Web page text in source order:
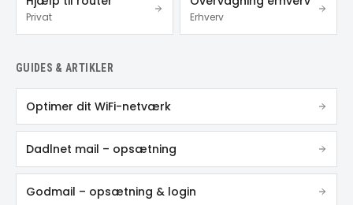
Privat Erhverv
GUIDES & ARTIKLER
Optimer dit WiFi-netværk
Dadlnet mail – opsætning
Godmail – opsætning & login